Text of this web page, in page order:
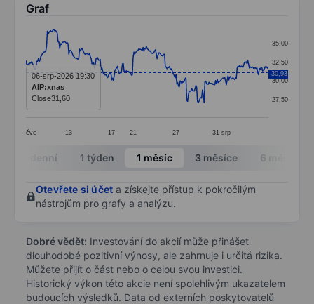
Graf
Line chart with 295 data points.
The chart has 1 X axis displaying categories.
The chart has 1 Y axis displaying values. Data
čvc 13 17 21 27 31 srp
27,50
30,00
32,50
35,00
30,93
06-srp-2026 19:30
AIP:xnas
Close31,60
End of interactive chart.
Intradenní 1 týden 1 měsíc 3 měsíce 6 měsíců
Otevřete si účet a získejte přístup k pokročilým
nástrojům pro grafy a analýzu.
Dobré vědět: Investování do akcií může přinášet
dlouhodobé pozitivní výnosy, ale zahrnuje i určitá rizika.
Můžete přijít o část nebo o celou svou investici.
Historický výkon této akcie není spolehlivým ukazatelem
budoucích výsledků. Data od externích poskytovatelů